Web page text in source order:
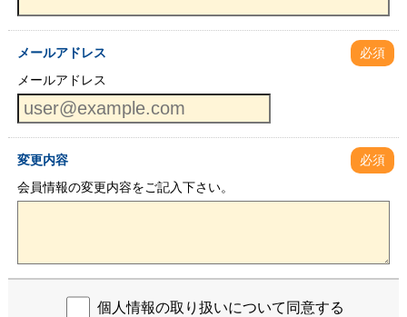
メールアドレス
必須
メールアドレス
変更内容
必須
会員情報の変更内容をご記入下さい。
個人情報の取り扱いについて同意する